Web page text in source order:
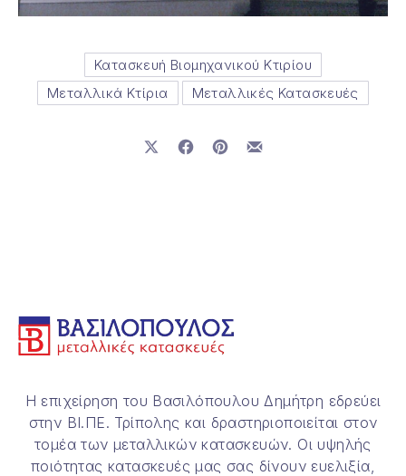
Κατασκευή Βιομηχανικού Κτιρίου
Μεταλλικά Κτίρια
Μεταλλικές Κατασκευές
Μοιραστείτε το στο X
Μοιραστείτε το στο Facebook
Μοιραστείτε το στο Pinterest
Μοιραστείτε το με email
Η επιχείρηση του Βασιλόπουλου Δημήτρη εδρεύει
στην ΒΙ.ΠΕ. Τρίπολης και δραστηριοποιείται στον
τομέα των μεταλλικών κατασκευών. Οι υψηλής
ποιότητας κατασκευές μας σας δίνουν ευελιξία,